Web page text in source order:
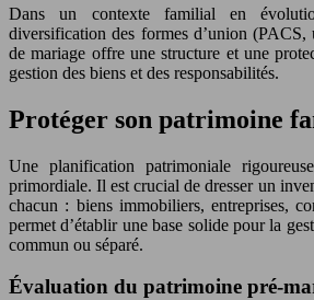
Dans un contexte familial en
diversification des formes d’union
de mariage offre une structure et une
gestion des biens et des responsabilités.
Protéger son patrimoine
Une planification patrimoniale
primordiale. Il est crucial de dresser un
chacun : biens immobiliers, entreprises,
permet d’établir une base solide pour la
commun ou séparé.
Évaluation du patrimoine pré-